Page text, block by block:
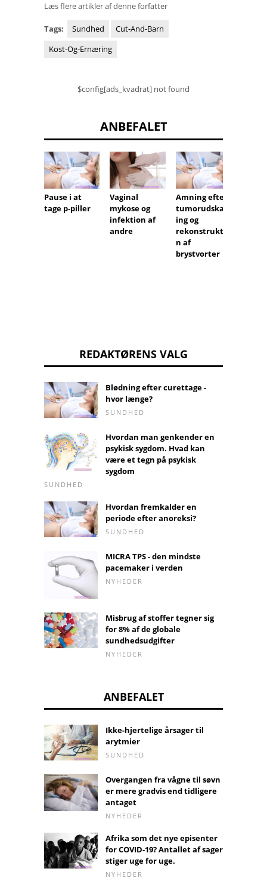
Læs flere artikler af denne forfatter
Tags: Sundhed
Cut-And-Barn
Kost-Og-Ernæring
$config[ads_kvadrat] not found
ANBEFALET
Pause i at
tage p-piller
Vaginal
mykose og
infektion af
andre
Amning efter
tumorudskær
ing og
rekonstruktio
n af
brystvorter
REDAKTØRENS VALG
Blødning efter curettage -
hvor længe?
SUNDHED
Hvordan man genkender en
psykisk sygdom. Hvad kan
være et tegn på psykisk
sygdom
SUNDHED
Hvordan fremkalder en
periode efter anoreksi?
SUNDHED
MICRA TPS - den mindste
pacemaker i verden
NYHEDER
Misbrug af stoffer tegner sig
for 8% af de globale
sundhedsudgifter
NYHEDER
ANBEFALET
Ikke-hjertelige årsager til
arytmier
SUNDHED
Overgangen fra vågne til søvn
er mere gradvis end tidligere
antaget
NYHEDER
Afrika som det nye episenter
for COVID-19? Antallet af sager
stiger uge for uge.
NYHEDER